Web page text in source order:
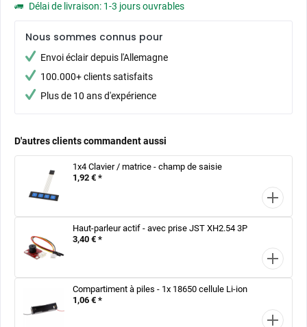
Délai de livraison: 1-3 jours ouvrables
Nous sommes connus pour
Envoi éclair depuis l'Allemagne
100.000+ clients satisfaits
Plus de 10 ans d'expérience
D'autres clients commandent aussi
1x4 Clavier / matrice - champ de saisie
1,92 € *
Haut-parleur actif - avec prise JST XH2.54 3P
3,40 € *
Compartiment à piles - 1x 18650 cellule Li-ion
1,06 € *